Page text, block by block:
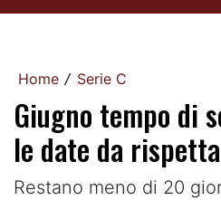
Home / Serie C
Giugno tempo di
le date da
Restano meno di 20